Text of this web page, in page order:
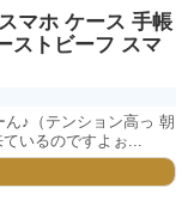
マホ ケース 手帳
ストビーフ スマ
♪（テンション高っ 朝
いるのですよぉ...